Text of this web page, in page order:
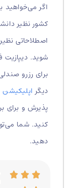
اگر می‌خواهید
کشور نظیر دانشگاه
اصطلاحاتی نظیر
شوید. دیپازیت
برای رزرو صندلی
اپلیکیشن فی
پذیرش و برای
کنید. شما
دهید.
به
این